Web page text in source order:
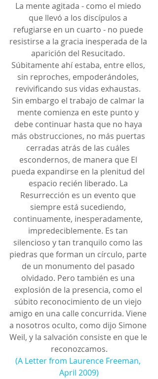
La mente agitada - como el miedo
que llevó a los discípulos a
refugiarse en un cuarto - no puede
resistirse a la gracia inesperada de la
aparición del Resucitado.
Súbitamente ahí estaba, entre ellos,
sin reproches, empoderándoles,
revivificando sus vidas exhaustas.
Sin embargo el trabajo de calmar la
mente comienza en este punto y
debe continuar hasta que no haya
más obstrucciones, no más puertas
cerradas atrás de las cuáles
escondernos, de manera que El
pueda expandirse en la plenitud del
espacio recién liberado. La
Resurrección es un evento que
siempre está sucediendo,
continuamente, inesperadamente,
impredeciblemente. Es tan
silencioso y tan tranquilo como las
piedras que forman un círculo, parte
de un monumento del pasado
olvidado. Pero también es una
explosión de la presencia, como el
súbito reconocimiento de un viejo
amigo en una calle concurrida. Viene
a nosotros oculto, como dijo Simone
Weil, y la salvación consiste en que le
reconozcamos.
(A Letter from Laurence Freeman,
April 2009)